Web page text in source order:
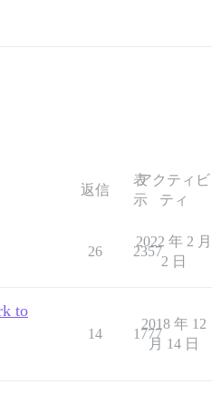
返信
表
示
アクティビ
ティ
26 2357
2022 年 2 月
2 日
to
14 1777
2018 年 12
月 14 日